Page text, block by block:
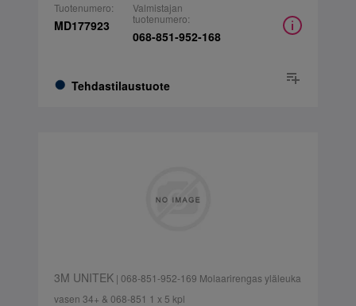
Tuotenumero:
MD177923
Tehdastilaustuote
Valmistajan
tuotenumero:
068-851-952-168
3M UNITEK| 068-851-952-169 Molaarirengas yläleuka
vasen 34+ & 068-851 1 x 5 kpl